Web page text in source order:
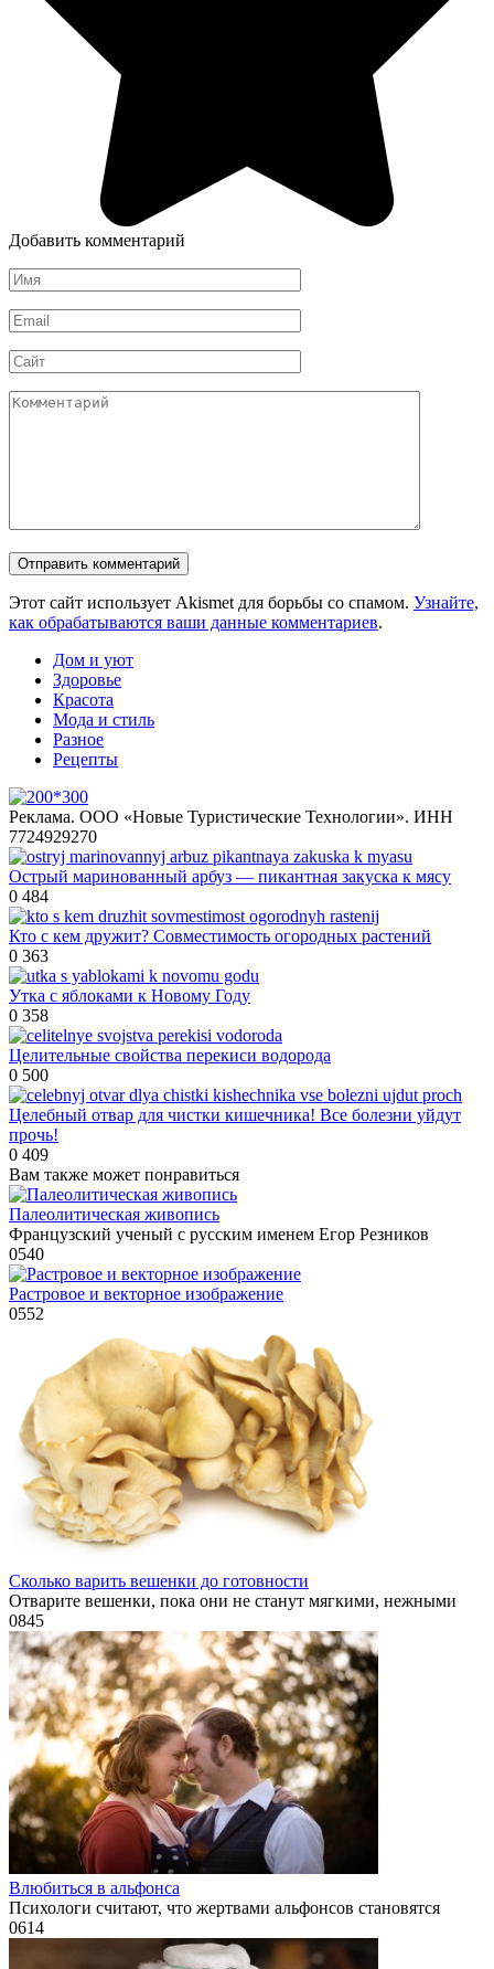
Добавить комментарий
Имя
*
Email
*
Сайт
Комментарий
Этот сайт использует Akismet для борьбы со спамом. Узнайте,
как обрабатываются ваши данные комментариев.
Дом и уют
Здоровье
Красота
Мода и стиль
Разное
Рецепты
Реклама. ООО «Новые Туристические Технологии». ИНН
7724929270
Острый маринованный арбуз — пикантная закуска к мясу
0 484
Кто с кем дружит? Совместимость огородных растений
0 363
Утка с яблоками к Новому Году
0 358
Целительные свойства перекиси водорода
0 500
Целебный отвар для чистки кишечника! Все болезни уйдут
прочь!
0 409
Вам также может понравиться
Палеолитическая живопись
Французский ученый с русским именем Егор Резников
0540
Растровое и векторное изображение
0552
Сколько варить вешенки до готовности
Отварите вешенки, пока они не станут мягкими, нежными
0845
Влюбиться в альфонса
Психологи считают, что жертвами альфонсов становятся
0614